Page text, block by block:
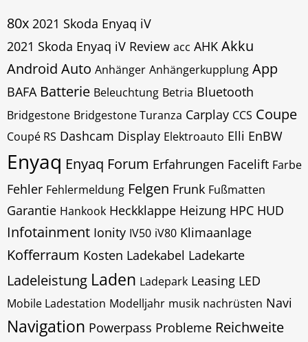
80x 2021 Skoda Enyaq iV
2021 Skoda Enyaq iV Review acc AHK Akku
Android Auto Anhänger Anhängerkupplung App
BAFA Batterie Beleuchtung Betria Bluetooth
Bridgestone Bridgestone Turanza Carplay CCS Coupe
Coupé RS Dashcam Display Elektroauto Elli EnBW
Enyaq Enyaq Forum Erfahrungen Facelift Farbe
Fehler Fehlermeldung Felgen Frunk Fußmatten
Garantie Hankook Heckklappe Heizung HPC HUD
Infotainment Ionity IV50 iV80 Klimaanlage
Kofferraum Kosten Ladekabel Ladekarte
Ladeleistung Laden Ladepark Leasing LED
Mobile Ladestation Modelljahr musik nachrüsten Navi
Navigation Powerpass Probleme Reichweite